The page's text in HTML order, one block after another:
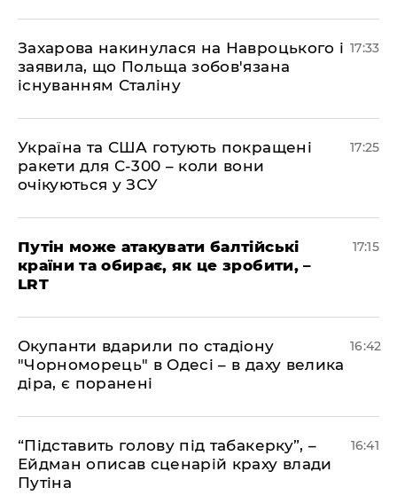
​Захарова накинулася на Навроцького і
заявила, що Польща зобов'язана
існуванням Сталіну
17:33
​Україна та США готують покращені
ракети для С-300 – коли вони
очікуються у ЗСУ
17:25
​Путін може атакувати балтійські
країни та обирає, як це зробити, –
LRT
17:15
​Окупанти вдарили по стадіону
"Чорноморець" в Одесі – в даху велика
діра, є поранені
16:42
​“Підставить голову під табакерку”, –
Ейдман описав сценарій краху влади
Путіна
16:41